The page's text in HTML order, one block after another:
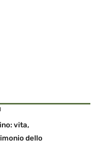
vita,
dello